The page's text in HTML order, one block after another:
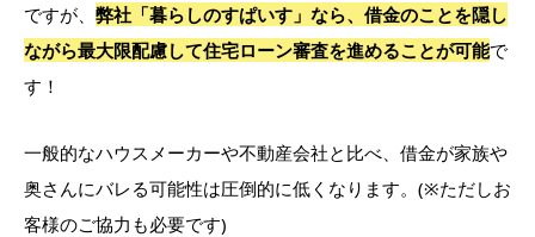
ですが、 弊社「暮らしのすぱいす」なら、借金のことを隠し
ながら最大限配慮して住宅ローン審査を進めることが可能で
す！
一般的なハウスメーカーや不動産会社と比べ、借金が家族や
奥さんにバレる可能性は圧倒的に低くなります。(※ただしお
客様のご協力も必要です)